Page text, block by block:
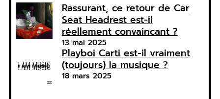
Rassurant, ce retour de Car
Seat Headrest est-il
réellement convaincant ?
13 mai 2025
Playboi Carti est-il vraiment
(toujours) la musique ?
18 mars 2025